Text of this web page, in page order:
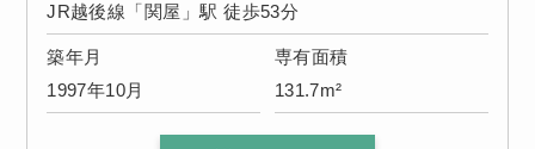
JR越後線「関屋」駅 徒歩53分
築年月
1997年10月
専有面積
131.7m²